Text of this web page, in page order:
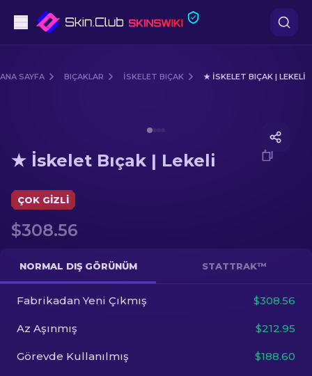
Dürbünlü Tüfek
Bıçaklar
Eldiven
Kasalar
Diğer
ANA SAYFA BIÇAKLAR İSKELET BIÇAK ★ İSKELET BIÇAK | LEKELI
★ İskelet Bıçak | Lekeli
ÇOK GIZLI
$308.56
NORMAL DIŞ GÖRÜNÜM STATTRAK™
Fabrikadan Yeni Çıkmış $308.56
Az Aşınmış $212.95
Görevde Kullanılmış $188.60